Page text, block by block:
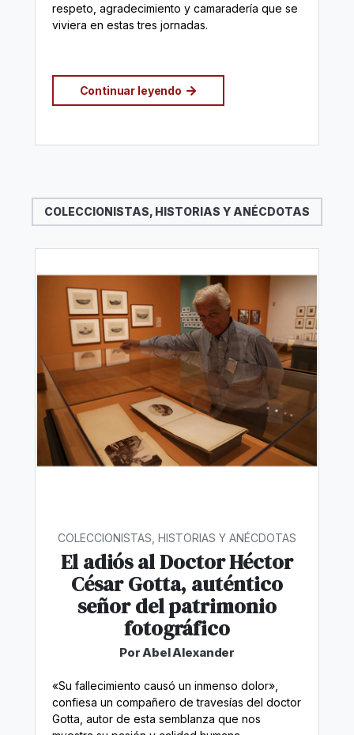
respeto, agradecimiento y camaradería que se
viviera en estas tres jornadas.
Continuar leyendo
COLECCIONISTAS, HISTORIAS Y ANÉCDOTAS
COLECCIONISTAS, HISTORIAS Y ANÉCDOTAS
El adiós al Doctor Héctor
César Gotta, auténtico
señor del patrimonio
fotográfico
Por Abel Alexander
«Su fallecimiento causó un inmenso dolor»,
confiesa un compañero de travesías del doctor
Gotta, autor de esta semblanza que nos